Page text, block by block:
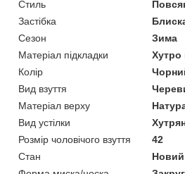
Стиль
Застібка
Сезон
Зима
Матеріал підкладки
Хутро
Колір
Вид взуття
Матеріал верху
Вид устілки
Розмір чоловічого взуття
42
Стан
Новий